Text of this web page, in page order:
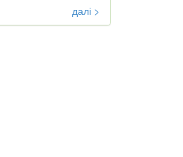
далі >